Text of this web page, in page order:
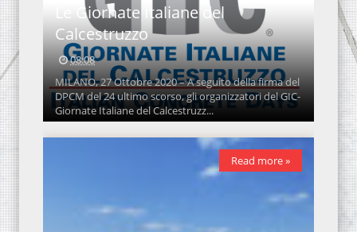
Le Giornate Italiane del
Calcestruzzo
08:08
MILANO, 27 Ottobre 2020 – A seguito della firma del
DPCM del 24 ultimo scorso, gli organizzatori del GIC-
Giornate Italiane del Calcestruzz...
Read more »